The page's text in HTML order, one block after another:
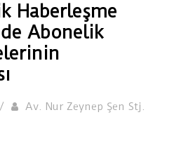
Haberleşme
Abonelik
Av. Nur Zeynep Şen Stj.